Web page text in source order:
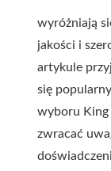
wyróżniają
jakości i
artykule
się
wyboru King
zwracać